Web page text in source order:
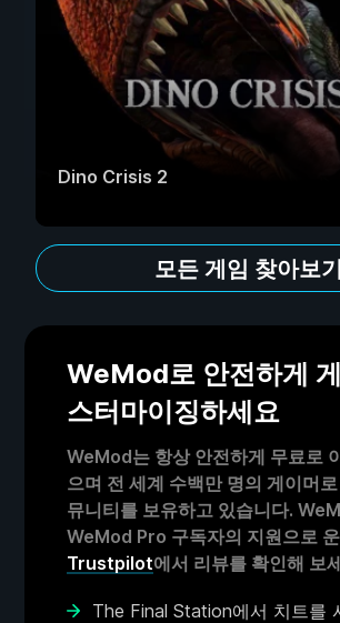
Dino Crisis 2
모든 게임 찾아보기
WeMod로 안전하게
스터마이징하세요
WeMod는 항상 안전하게 무료로
으며 전 세계 수백만 명의 게이머
뮤니티를 보유하고 있습니다.
WeMod Pro 구독자의 지원으로
Trustpilot에서 리뷰를 확인해 보
The Final Station에서 치트를